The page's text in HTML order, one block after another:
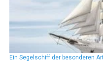
Ein Segelschiff der besonderen